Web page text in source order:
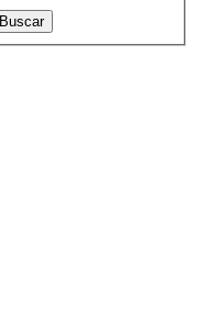
Buscar